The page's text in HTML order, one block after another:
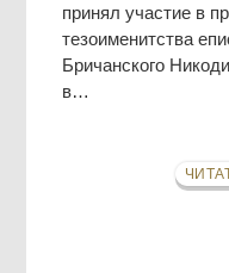
принял участие в
тезоименитства
Бричанского
в…